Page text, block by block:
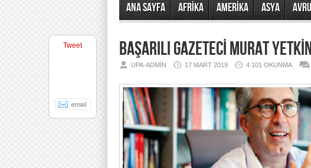
Ana Sayfa AFRİKA AMERİKA ASYA
BAŞARILI GAZETECİ MURAT
UPA-ADMIN 17 MART 2019 4.101 OKUNMA
Tweet